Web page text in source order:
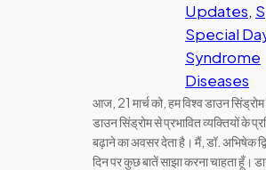
Updates, S
Special
Syndrome
Diseases
आज, 21 मार्च को, हम विश्व डाउन
डाउन सिंड्रोम से प्रभावित व्यक्तियों के
बढ़ाने का अवसर देता है। मैं, डॉ. अभिषेक
दिन पर कुछ बातें साझा करना चाहता हूँ।